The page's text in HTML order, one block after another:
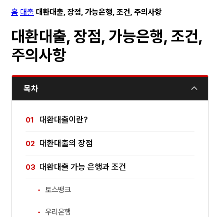
홈 대출 대환대출, 장점, 가능은행, 조건, 주의사항
대환대출, 장점, 가능은행, 조건,
주의사항
목차
대환대출이란?
대환대출의 장점
대환대출 가능 은행과 조건
토스뱅크
우리은행